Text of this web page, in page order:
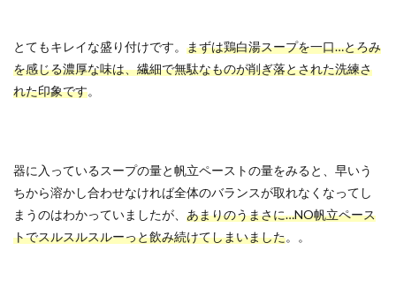
とてもキレイな盛り付けです。 まずは鶏白湯スープを一口…とろみ
を感じる濃厚な味は、繊細で無駄なものが削ぎ落とされた洗練さ
れた印象です。
器に入っているスープの量と帆立ペーストの量をみると、早いう
ちから溶かし合わせなければ全体のバランスが取れなくなってし
まうのはわかっていましたが、 あまりのうまさに…NO帆立ペース
トでスルスルスルーっと飲み続けてしまいました。。